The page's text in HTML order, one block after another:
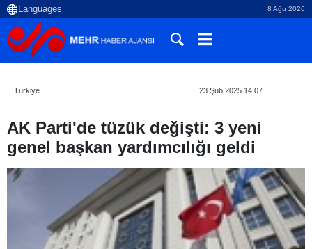
8 Ağu 2026
Türkiye 23 Şub 2025 14:07
AK Parti'de tüzük değişti: 3 yeni
genel başkan yardımcılığı geldi